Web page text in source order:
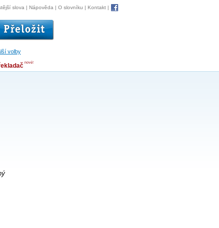
volby
slova | Nápověda | O slovníku | Kontakt |
nové!